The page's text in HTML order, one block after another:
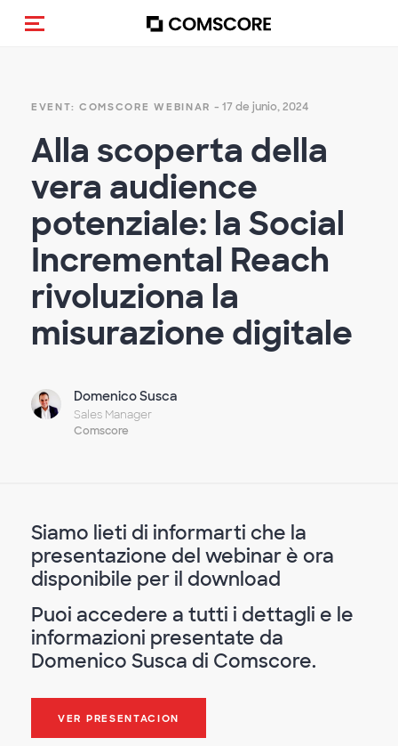
(Des)activar la navegación
EVENT: COMSCORE WEBINAR - 17 de junio, 2024
Alla scoperta della
vera audience
potenziale: la Social
Incremental Reach
rivoluziona la
misurazione digitale
Domenico Susca
Sales Manager
Comscore
Siamo lieti di informarti che la
presentazione del webinar è ora
disponibile per il download
Puoi accedere a tutti i dettagli e le
informazioni presentate da
Domenico Susca di Comscore.
VER PRESENTACION